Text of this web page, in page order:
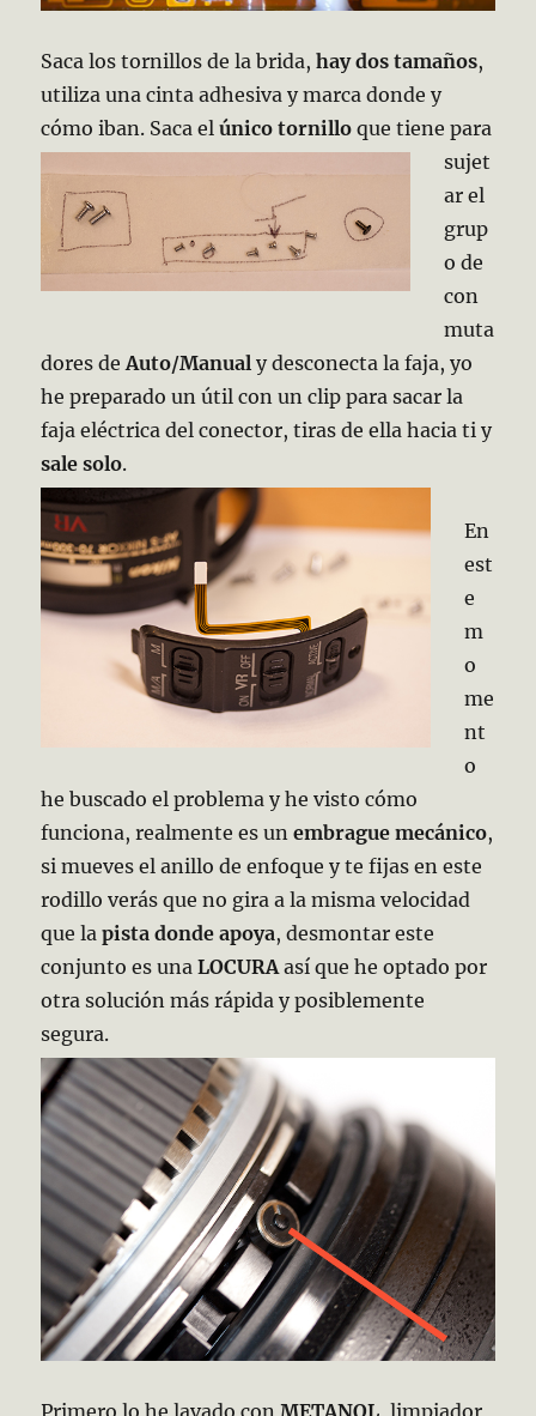
Saca los tornillos de la brida,hay dos tamaños,
utiliza una cinta adhesiva y marca donde y
cómo iban. Saca elúnico tornillo que tiene para
sujet
ar el
grup
o de
con
muta
dores deAuto/Manual y desconecta la faja, yo
he preparado un útil con un clip para sacar la
faja eléctrica del conector, tiras de ella hacia ti y
sale solo.
En
est
e
m
o
me
nt
o
he buscado el problema y he visto cómo
funciona, realmente es unembrague mecánico,
si mueves el anillo de enfoque y te fijas en este
rodillo verás que no gira a la misma velocidad
que lapista donde apoya, desmontar este
conjunto es unaLOCURAasí que he optado por
otra solución más rápida y posiblemente
segura.
Primero lo he lavado conMETANOL , limpiador